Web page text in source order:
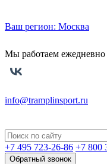
Ваш регион: Москва
Мы работаем ежедневно
info@tramplinsport.ru
+7 495 723-26-86 +7 800
Обратный звонок